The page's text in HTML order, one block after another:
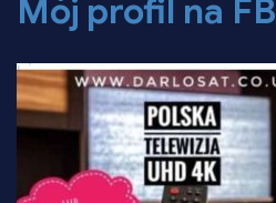
Mój profil na FB